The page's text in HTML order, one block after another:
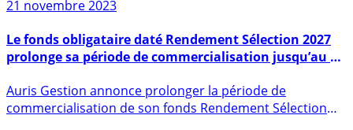
21 novembre 2023
prolonge sa période de commercialisation jusqu’au 29
février 2024